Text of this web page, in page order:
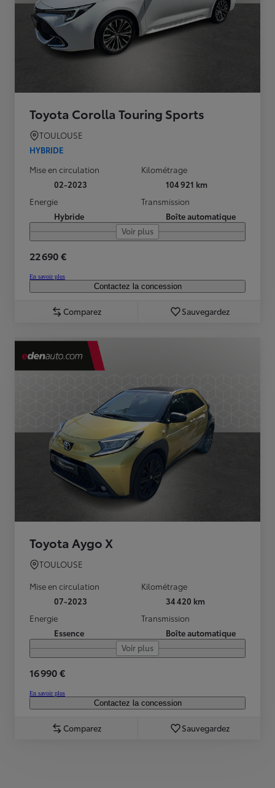
Toyota Corolla Touring Sports
TOULOUSE
HYBRIDE
Mise en circulation
02-2023
Kilométrage
104 921 km
Energie
Hybride
Transmission
Boîte automatique
Voir plus
22 690 €
En savoir plus
Contactez la concession
Comparez Sauvegardez
Toyota Aygo X
TOULOUSE
Mise en circulation
07-2023
Kilométrage
34 420 km
Energie
Essence
Transmission
Boîte automatique
Voir plus
16 990 €
En savoir plus
Contactez la concession
Comparez Sauvegardez